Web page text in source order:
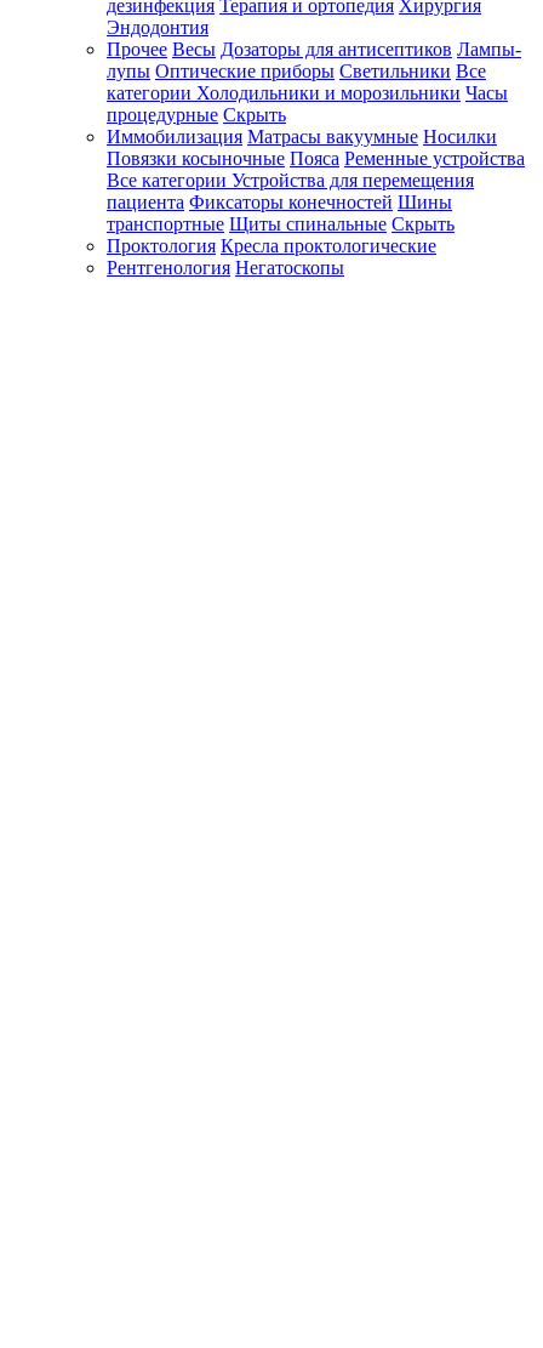
дезинфекция Терапия и ортопедия Хирургия
Эндодонтия
Прочее Весы Дозаторы для антисептиков Лампы-
лупы Оптические приборы Светильники Все
категории Холодильники и морозильники Часы
процедурные Скрыть
Иммобилизация Матрасы вакуумные Носилки
Повязки косыночные Пояса Ременные устройства
Все категории Устройства для перемещения
пациента Фиксаторы конечностей Шины
транспортные Щиты спинальные Скрыть
Проктология Кресла проктологические
Рентгенология Негатоскопы